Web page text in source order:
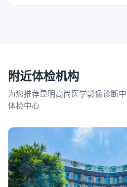
附近体检机构
为您推荐昆明高尚医学影像诊断
体检中心